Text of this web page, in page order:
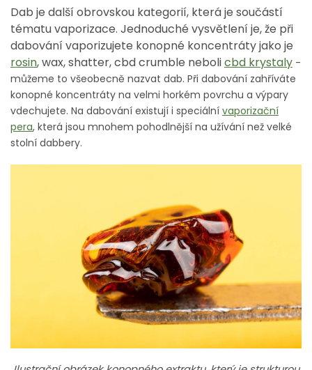
Dab je další obrovskou kategorií, která je součástí
tématu vaporizace. Jednoduché vysvětlení je, že při
dabování vaporizujete konopné koncentráty jako je
rosin, wax, shatter, cbd crumble nebolicbd krystaly -
můžeme to všeobecně nazvat dab. Při dabování zahříváte
konopné koncentráty na velmi horkém povrchu a výpary
vdechujete. Na dabování existují i speciální vaporizační
pera, která jsou mnohem pohodlnější na užívání než velké
stolní dabbery.